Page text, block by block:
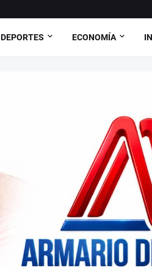
DEPORTES ECONOMÍA